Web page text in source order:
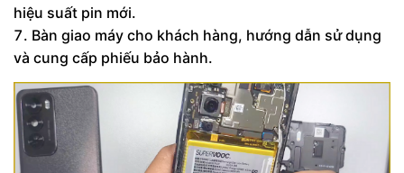
hiệu suất pin mới.
Bàn giao máy cho khách hàng, hướng dẫn sử dụng
và cung cấp phiếu bảo hành.